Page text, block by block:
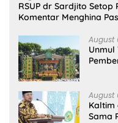
RSUP dr Sardjito
Komentar Menghina
August
Unmul
August
Kaltim
Sama